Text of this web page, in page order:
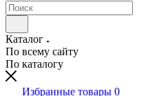
Каталог
По всему сайту
По каталогу
Избранные товары 0